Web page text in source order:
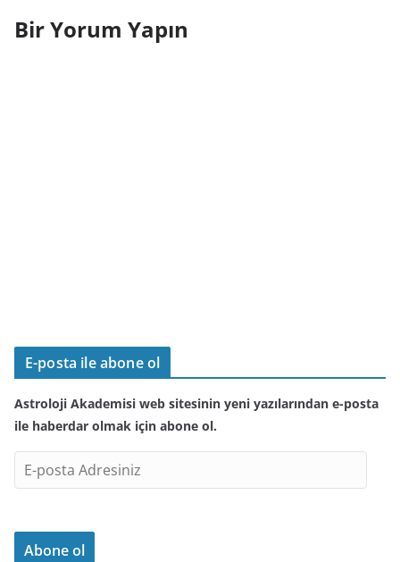
Bir Yorum Yapın
E-posta ile abone ol
Astroloji Akademisi web sitesinin yeni yazılarından e-posta
ile haberdar olmak için abone ol.
-
o
Abone ol